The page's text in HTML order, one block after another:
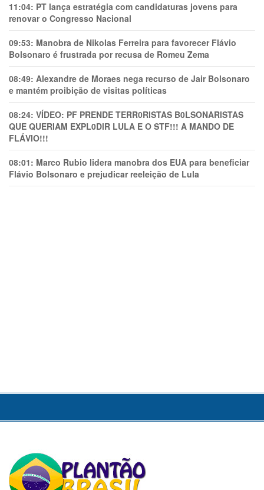
11:04: PT lança estratégia com candidaturas jovens para
renovar o Congresso Nacional
09:53: Manobra de Nikolas Ferreira para favorecer Flávio
Bolsonaro é frustrada por recusa de Romeu Zema
08:49: Alexandre de Moraes nega recurso de Jair Bolsonaro
e mantém proibição de visitas políticas
08:24: VÍDEO: PF PRENDE TERR0RlSTAS B0LSONARlSTAS
QUE QUERIAM EXPL0DlR LULA E O STF!!! A MANDO DE
FLÁVIO!!!
08:01: Marco Rubio lidera manobra dos EUA para beneficiar
Flávio Bolsonaro e prejudicar reeleição de Lula